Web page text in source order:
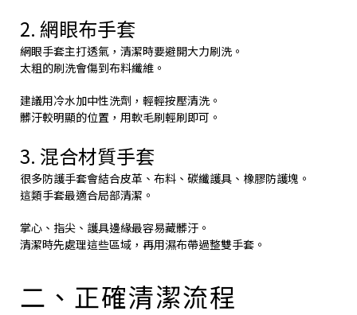
2. 網眼布手套
網眼手套主打透氣，清潔時要避開大力刷洗。
太粗的刷洗會傷到布料纖維。
建議用冷水加中性洗劑，輕輕按壓清洗。
髒汙較明顯的位置，用軟毛刷輕刷即可。
3. 混合材質手套
很多防護手套會結合皮革、布料、碳纖護具、橡膠防護塊。
這類手套最適合局部清潔。
掌心、指尖、護具邊緣最容易藏髒汙。
清潔時先處理這些區域，再用濕布帶過整雙手套。
二、正確清潔流程